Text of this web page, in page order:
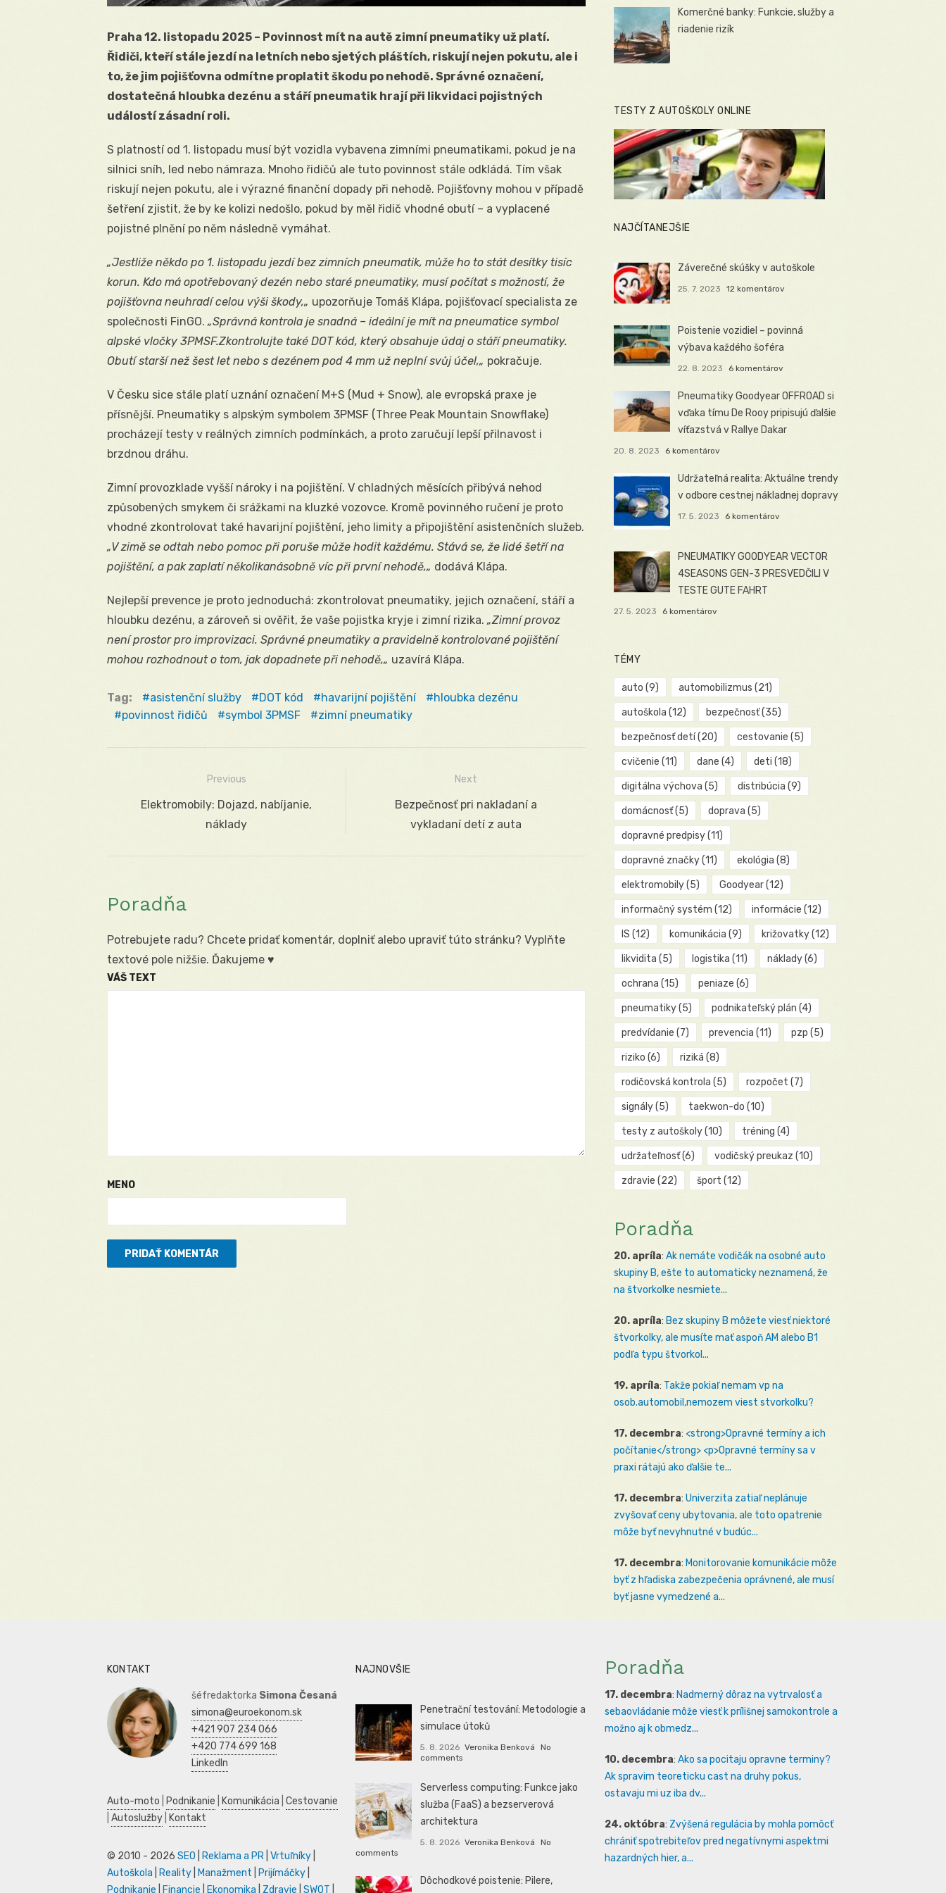
Praha 12. listopadu 2025 – Povinnost mít na autě zimní pneumatiky už platí.
Řidiči, kteří stále jezdí na letních nebo sjetých pláštích, riskují nejen pokutu, ale i
to, že jim pojišťovna odmítne proplatit škodu po nehodě. Správné označení,
dostatečná hloubka dezénu a stáří pneumatik hrají při likvidaci pojistných
událostí zásadní roli.
S platností od 1. listopadu musí být vozidla vybavena zimními pneumatikami, pokud je na
silnici sníh, led nebo námraza. Mnoho řidičů ale tuto povinnost stále odkládá. Tím však
riskují nejen pokutu, ale i výrazné finanční dopady při nehodě. Pojišťovny mohou v případě
šetření zjistit, že by ke kolizi nedošlo, pokud by měl řidič vhodné obutí – a vyplacené
pojistné plnění po něm následně vymáhat.
„Jestliže někdo po 1. listopadu jezdí bez zimních pneumatik, může ho to stát desítky tisíc
korun. Kdo má opotřebovaný dezén nebo staré pneumatiky, musí počítat s možností, že
pojišťovna neuhradí celou výši škody,„ upozorňuje Tomáš Klápa, pojišťovací specialista ze
společnosti FinGO. „Správná kontrola je snadná – ideální je mít na pneumatice symbol
alpské vločky 3PMSF.Zkontrolujte také DOT kód, který obsahuje údaj o stáří pneumatiky.
Obutí starší než šest let nebo s dezénem pod 4 mm už neplní svůj účel,„ pokračuje.
V Česku sice stále platí uznání označení M+S (Mud + Snow), ale evropská praxe je
přísnější. Pneumatiky s alpským symbolem 3PMSF (Three Peak Mountain Snowflake)
procházejí testy v reálných zimních podmínkách, a proto zaručují lepší přilnavost i
brzdnou dráhu.
Zimní provozklade vyšší nároky i na pojištění. V chladných měsících přibývá nehod
způsobených smykem či srážkami na kluzké vozovce. Kromě povinného ručení je proto
vhodné zkontrolovat také havarijní pojištění, jeho limity a připojištění asistenčních služeb.
„V zimě se odtah nebo pomoc při poruše může hodit každému. Stává se, že lidé šetří na
pojištění, a pak zaplatí několikanásobně víc při první nehodě,„ dodává Klápa.
Nejlepší prevence je proto jednoduchá: zkontrolovat pneumatiky, jejich označení, stáří a
hloubku dezénu, a zároveň si ověřit, že vaše pojistka kryje i zimní rizika. „Zimní provoz
není prostor pro improvizaci. Správné pneumatiky a pravidelně kontrolované pojištění
mohou rozhodnout o tom, jak dopadnete při nehodě,„ uzavírá Klápa.
Tag: asistenční služby DOT kód havarijní pojištění
hloubka dezénu
povinnost řidičů
symbol 3PMSF zimní pneumatiky
Navigácia
Previous
Previous
Elektromobily: Dojazd, nabíjanie,
náklady
Next
NextBezpečnosť pri nakladaní a
vykladaní detí z auta
Poradňa
Potrebujete radu? Chcete pridať komentár, doplniť alebo upraviť túto stránku? Vyplňte
textové pole nižšie. Ďakujeme ♥
VÁŠ TEXT
MENO
Komerčné banky: Funkcie, služby a
riadenie rizík
TESTY Z AUTOŠKOLY ONLINE
NAJČÍTANEJŠIE
Záverečné skúšky v autoškole
25. 7. 2023 12 komentárov
Poistenie vozidiel – povinná
výbava každého šoféra
22. 8. 2023 6 komentárov
Pneumatiky Goodyear OFFROAD si
vďaka tímu De Rooy pripisujú ďalšie
víťazstvá v Rallye Dakar
20. 8. 2023 6 komentárov
Udržateľná realita: Aktuálne trendy
v odbore cestnej nákladnej dopravy
17. 5. 2023 6 komentárov
PNEUMATIKY GOODYEAR VECTOR
4SEASONS GEN-3 PRESVEDČILI V
TESTE GUTE FAHRT
27. 5. 2023 6 komentárov
TÉMY
auto (9) automobilizmus (21)
autoškola (12) bezpečnosť(35)
bezpečnosť detí(20) cestovanie (5)
cvičenie (11) dane (4) deti (18)
digitálna výchova (5) distribúcia (9)
domácnosť(5) doprava (5)
dopravné predpisy(11)
dopravné značky(11) ekológia (8)
elektromobily(5) Goodyear(12)
informačný systém (12) informácie (12)
IS (12) komunikácia (9) križovatky(12)
likvidita (5) logistika (11) náklady(6)
ochrana (15) peniaze (6)
pneumatiky(5) podnikateľský plán (4)
predvídanie (7) prevencia (11) pzp (5)
riziko (6) riziká (8)
rodičovská kontrola (5) rozpočet (7)
signály(5) taekwon-do (10)
testy z autoškoly(10) tréning (4)
udržateľnosť(6) vodičský preukaz (10)
zdravie (22) šport (12)
Poradňa
20. apríla: Ak nemáte vodičák na osobné auto
skupiny B, ešte to automaticky neznamená, že
na štvorkolke nesmiete...
20. apríla: Bez skupiny B môžete viesť niektoré
štvorkolky, ale musíte mať aspoň AM alebo B1
podľa typu štvorkol...
19. apríla: Takže pokiaľ nemam vp na
osob.automobil,nemozem viest stvorkolku?
17. decembra: <strong>Opravné termíny a ich
počítanie</strong> <p>Opravné termíny sa v
praxi rátajú ako ďalšie te...
17. decembra: Univerzita zatiaľ neplánuje
zvyšovať ceny ubytovania, ale toto opatrenie
môže byť nevyhnutné v budúc...
17. decembra: Monitorovanie komunikácie môže
byť z hľadiska zabezpečenia oprávnené, ale musí
byť jasne vymedzené a...
KONTAKT
šéfredaktorka Simona Česaná
simona@euroekonom.sk
+421 907 234 066
+420 774 699 168
LinkedIn
Auto-moto Podnikanie Komunikácia Cestovanie
Autoslužby Kontakt
© 2010 - 2026 SEO Reklama a PR Vrtuľníky
Autoškola
Reality Manažment Prijímáčky
Podnikanie
Financie Ekonomika Zdravie SWOT
NAJNOVŠIE
Penetrační testování: Metodologie a
simulace útoků
5. 8. 2026 Veronika Benková
No
comments
Serverless computing: Funkce jako
služba (FaaS) a bezserverová
architektura
5. 8. 2026 Veronika Benková
No
comments
Dôchodkové poistenie: Pilere,
Poradňa
17. decembra: Nadmerný dôraz na vytrvalosť a
sebaovládanie môže viesť k prílišnej samokontrole a
možno aj k obmedz...
10. decembra: Ako sa pocitaju opravne terminy?
Ak spravim teoreticku cast na druhy pokus,
ostavaju mi uz iba dv...
24. októbra: Zvýšená regulácia by mohla pomôcť
chrániť spotrebiteľov pred negatívnymi aspektmi
hazardných hier, a...